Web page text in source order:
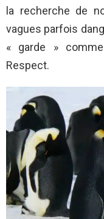
la recherche de
vagues parfois
« garde »
Respect.